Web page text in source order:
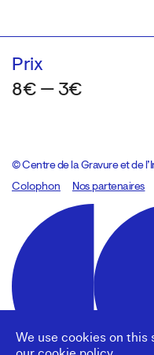
We use cookies on this
Prix
8€ — 3€
© Centre de la Gravure et de
Colophon
Design:Marcel Kaczmarek,
Nos partenaires